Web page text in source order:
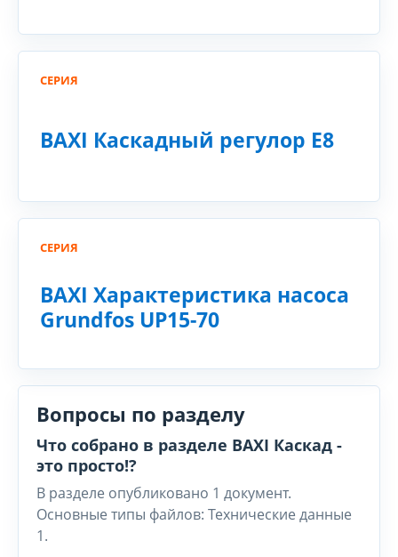
СЕРИЯ
BAXI Каскадный регулор E8
СЕРИЯ
BAXI Характеристика насоса
Grundfos UP15-70
Вопросы по разделу
Что собрано в разделе BAXI Каскад -
это просто!?
В разделе опубликовано 1 документ.
Основные типы файлов: Технические данные
1.